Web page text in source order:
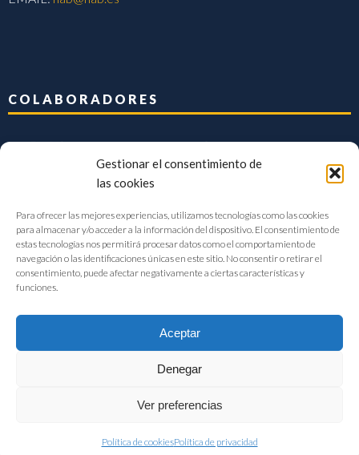
Gestionar el consentimiento de
las cookies
Para ofrecer las mejores experiencias, utilizamos tecnologías como las cookies
para almacenar y/o acceder a la información del dispositivo. El consentimiento de
estas tecnologías nos permitirá procesar datos como el comportamiento de
navegación o las identificaciones únicas en este sitio. No consentir o retirar el
consentimiento, puede afectar negativamente a ciertas características y
funciones.
Aceptar
Denegar
Ver preferencias
Política de cookiesPolítica de privacidad
COLABORADORES
FIAB Federación Española de Industrias de la Alimentación y Bebidas